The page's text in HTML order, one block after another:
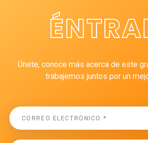
Únete, conoce más acerca de este
trabajemos juntos por un